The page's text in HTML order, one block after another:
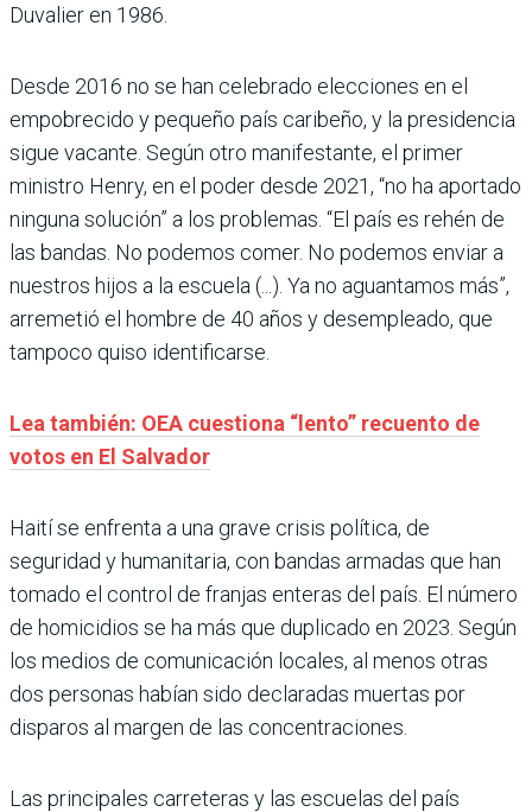
Duvalier en 1986.
Desde 2016 no se han celebrado elecciones en el
empobrecido y pequeño país caribeño, y la presidencia
sigue vacante. Según otro manifestante, el primer
ministro Henry, en el poder desde 2021, “no ha aportado
ninguna solución” a los problemas. “El país es rehén de
las bandas. No podemos comer. No podemos enviar a
nuestros hijos a la escuela (...). Ya no aguantamos más”,
arremetió el hombre de 40 años y desempleado, que
tampoco quiso identificarse.
Lea también: OEA cuestiona “lento” recuento de
votos en El Salvador
Haití se enfrenta a una grave crisis política, de
seguridad y humanitaria, con bandas armadas que han
tomado el control de franjas enteras del país. El número
de homicidios se ha más que duplicado en 2023. Según
los medios de comunicación locales, al menos otras
dos personas habían sido declaradas muertas por
disparos al margen de las concentraciones.
Las principales carreteras y las escuelas del país